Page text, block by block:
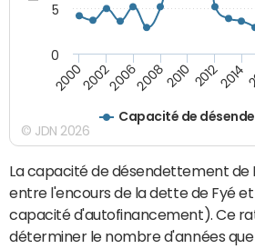
Capacité de
20002002200620082010 20122014
0
5
© JDN 2026
La capacité de désendettement de
entre l'encours de la dette de Fyé
capacité d'autofinancement). Ce
déterminer le nombre d'années